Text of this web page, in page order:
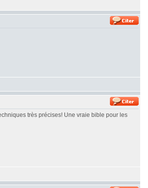
très précises! Une vraie bible pour les